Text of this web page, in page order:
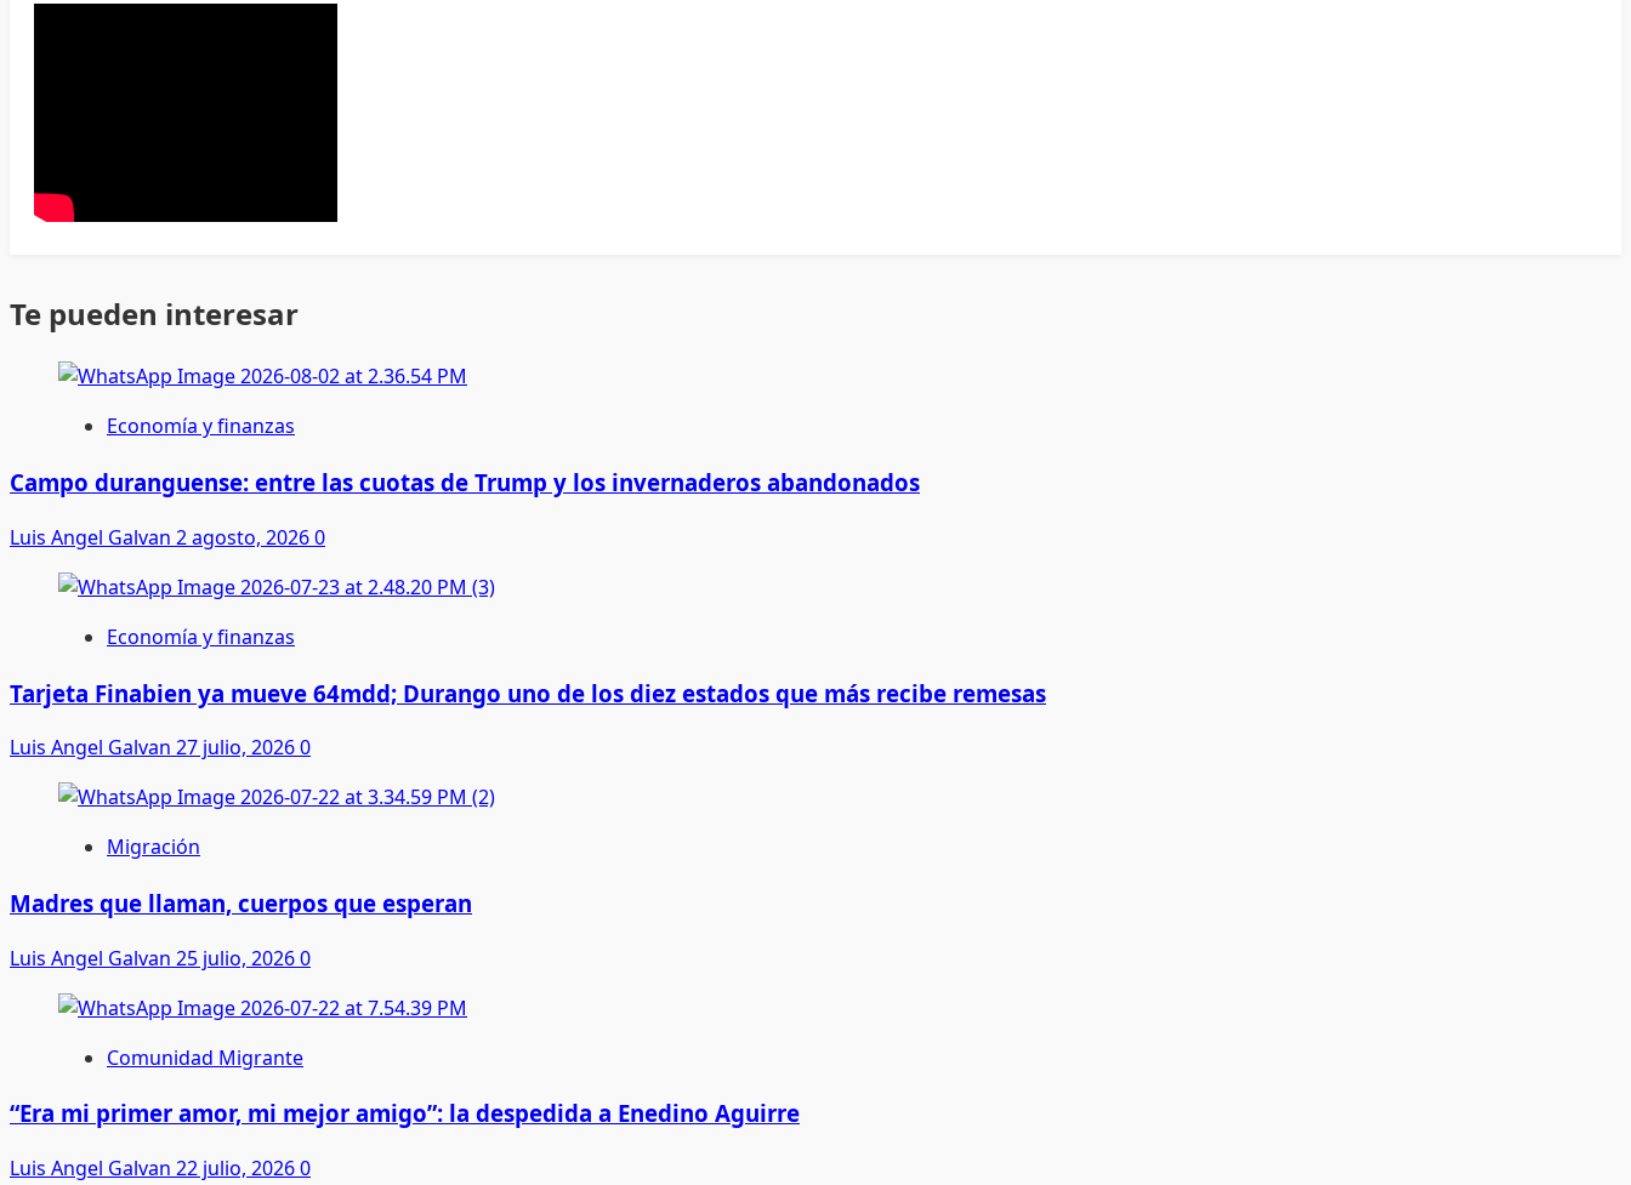
Te pueden interesar
Economía y finanzas
Campo duranguense: entre las cuotas de Trump y los invernaderos abandonados
Luis Angel Galvan 2 agosto, 20260
Economía y finanzas
Tarjeta Finabien ya mueve 64mdd; Durango uno de los diez estados que más recibe remesas
Luis Angel Galvan 27 julio, 20260
Migración
Madres que llaman, cuerpos que esperan
Luis Angel Galvan 25 julio, 20260
Comunidad Migrante
“Era mi primer amor, mi mejor amigo”: la despedida a Enedino Aguirre
Luis Angel Galvan 22 julio, 20260